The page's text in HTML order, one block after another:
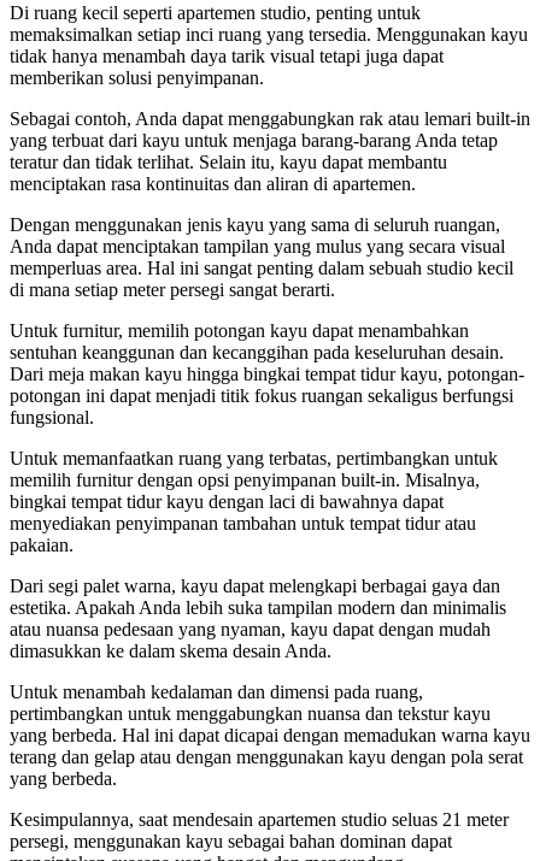
Di ruang kecil seperti apartemen studio, penting untuk
memaksimalkan setiap inci ruang yang tersedia. Menggunakan kayu
tidak hanya menambah daya tarik visual tetapi juga dapat
memberikan solusi penyimpanan.
Sebagai contoh, Anda dapat menggabungkan rak atau lemari built-in
yang terbuat dari kayu untuk menjaga barang-barang Anda tetap
teratur dan tidak terlihat. Selain itu, kayu dapat membantu
menciptakan rasa kontinuitas dan aliran di apartemen.
Dengan menggunakan jenis kayu yang sama di seluruh ruangan,
Anda dapat menciptakan tampilan yang mulus yang secara visual
memperluas area. Hal ini sangat penting dalam sebuah studio kecil
di mana setiap meter persegi sangat berarti.
Untuk furnitur, memilih potongan kayu dapat menambahkan
sentuhan keanggunan dan kecanggihan pada keseluruhan desain.
Dari meja makan kayu hingga bingkai tempat tidur kayu, potongan-
potongan ini dapat menjadi titik fokus ruangan sekaligus berfungsi
fungsional.
Untuk memanfaatkan ruang yang terbatas, pertimbangkan untuk
memilih furnitur dengan opsi penyimpanan built-in. Misalnya,
bingkai tempat tidur kayu dengan laci di bawahnya dapat
menyediakan penyimpanan tambahan untuk tempat tidur atau
pakaian.
Dari segi palet warna, kayu dapat melengkapi berbagai gaya dan
estetika. Apakah Anda lebih suka tampilan modern dan minimalis
atau nuansa pedesaan yang nyaman, kayu dapat dengan mudah
dimasukkan ke dalam skema desain Anda.
Untuk menambah kedalaman dan dimensi pada ruang,
pertimbangkan untuk menggabungkan nuansa dan tekstur kayu
yang berbeda. Hal ini dapat dicapai dengan memadukan warna kayu
terang dan gelap atau dengan menggunakan kayu dengan pola serat
yang berbeda.
Kesimpulannya, saat mendesain apartemen studio seluas 21 meter
persegi, menggunakan kayu sebagai bahan dominan dapat